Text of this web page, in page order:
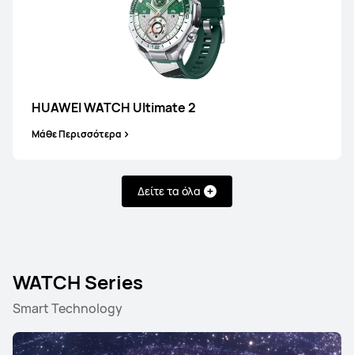
HUAWEI WATCH Ultimate 2
Μάθε Περισσότερα
Δείτε τα όλα
WATCH Series
Smart Technology